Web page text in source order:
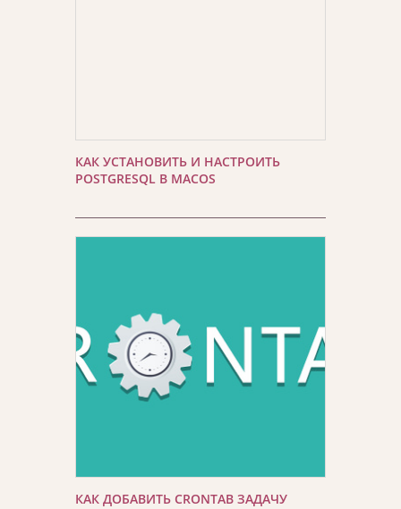
КАК УСТАНОВИТЬ И НАСТРОИТЬ
POSTGRESQL В MACOS
КАК ДОБАВИТЬ CRONTAB ЗАДАЧУ